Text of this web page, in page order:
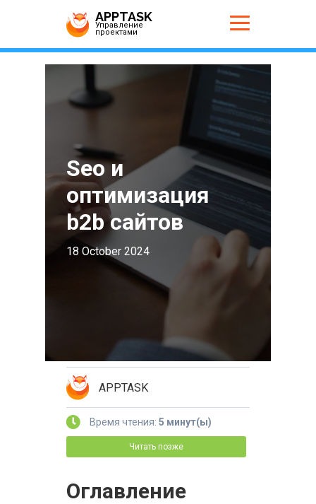
APPTASK
Управление
проектами
Seo и
оптимизация
b2b сайтов
18 October 2024
APPTASK
Время чтения: 5 минут(ы)
Читать позже
Оглавление